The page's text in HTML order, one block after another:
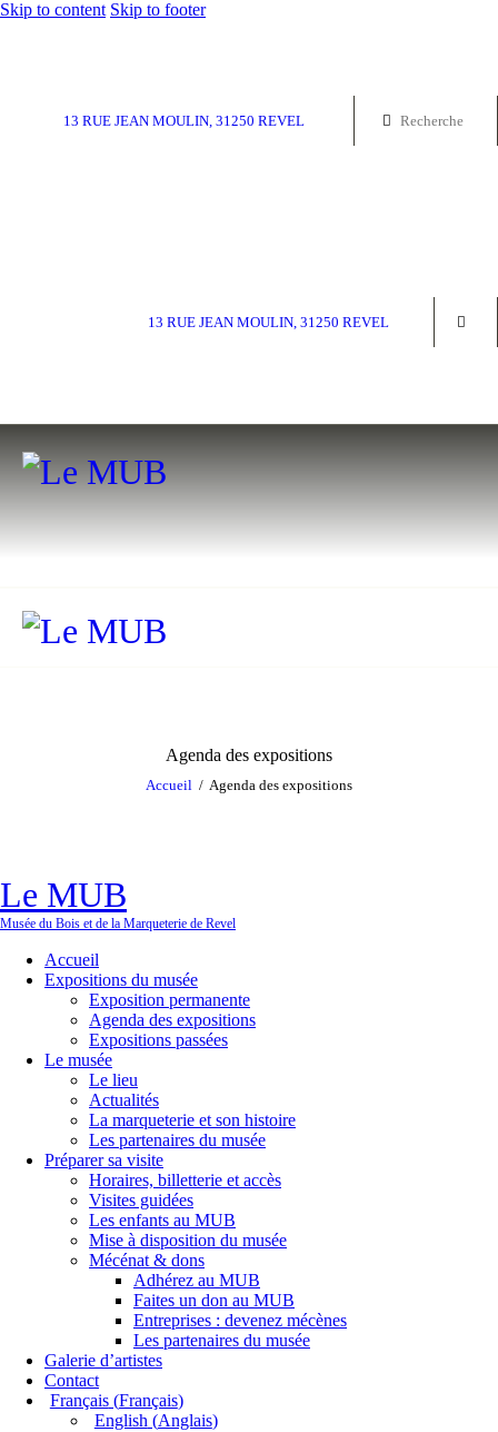
Skip to content Skip to footer
13 RUE JEAN MOULIN, 31250 REVEL
13 RUE JEAN MOULIN, 31250 REVEL
Agenda des expositions
Accueil Agenda des expositions
Le MUB
Musée du Bois et de la Marqueterie de Revel
Accueil
Expositions du musée
Exposition permanente
Agenda des expositions
Expositions passées
Le musée
Le lieu
Actualités
La marqueterie et son histoire
Les partenaires du musée
Préparer sa visite
Horaires, billetterie et accès
Visites guidées
Les enfants au MUB
Mise à disposition du musée
Mécénat & dons
Adhérez au MUB
Faites un don au MUB
Entreprises : devenez mécènes
Les partenaires du musée
Galerie d’artistes
Contact
Français(Français)
English (Anglais)